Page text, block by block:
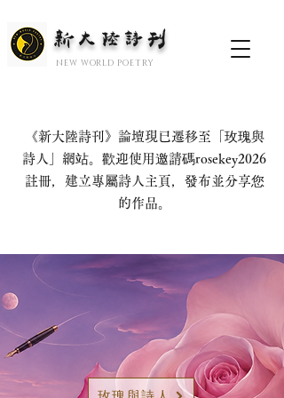
新大陆诗刊
​NEW WORLD POETRY
《新大陸詩刊》論壇現已遷移至「玫瑰與
詩人」網站。歡迎使用邀請碼rosekey2026
註冊，建立專屬詩人主頁，發布並分享您
的作品。